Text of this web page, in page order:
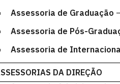
Assessoria de Graduação
Assessoria de Pós-
Assessoria de
DA DIREÇÃO